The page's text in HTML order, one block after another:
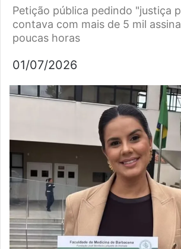
Petição pública pedindo "justiça
contava com mais de 5 mil
poucas horas
01/07/2026